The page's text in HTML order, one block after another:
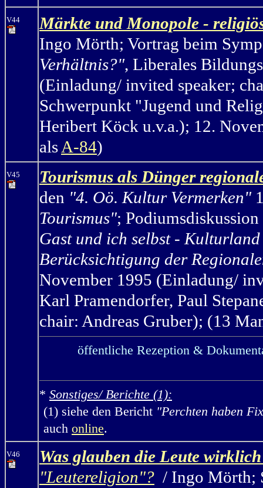
V44
Märkte und Monopole -
Ingo Mörth; Vortrag beim
Verhältnis?", Liberales
(Einladung/ invited speaker;
Schwerpunkt "Jugend und
Heribert Köck u.v.a.); 12.
als A-84)
V45
Tourismus als Dünger
den "4. Oö. Kultur Vermerken"
Tourismus";
Gast und ich selbst -
Berücksichtigung der
November 1995 (Einladung/
Karl Pramendorfer, Paul
chair: Andreas Gruber); (13
öffentliche Rezeption &
* Sonstiges/ Berichte (1):
(1) siehe den Bericht "Perchten haben
auch online.
V46 Was glauben die Leute wirklich
"Leutereligion"? / Ingo Mörth;